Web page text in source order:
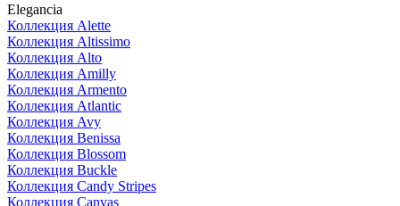
Elegancia
Коллекция Alette
Коллекция Altissimo
Коллекция Alto
Коллекция Amilly
Коллекция Armento
Коллекция Atlantic
Коллекция Avy
Коллекция Benissa
Коллекция Blossom
Коллекция Buckle
Коллекция Candy Stripes
Коллекция Canvas